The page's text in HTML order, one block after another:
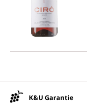
K&U Garantie